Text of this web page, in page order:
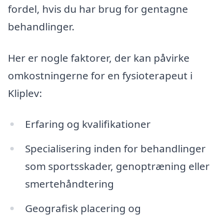
fordel, hvis du har brug for gentagne
behandlinger.
Her er nogle faktorer, der kan påvirke
omkostningerne for en fysioterapeut i
Kliplev:
Erfaring og kvalifikationer
Specialisering inden for behandlinger
som sportsskader, genoptræning eller
smertehåndtering
Geografisk placering og